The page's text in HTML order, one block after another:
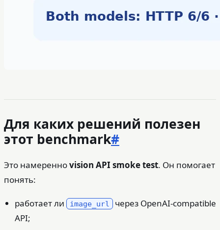
Для каких решений полезен
этот benchmark#
Это намеренноvision API smoke test. Он помогает
понять:
работает ли image_url через OpenAI-compatible
API;